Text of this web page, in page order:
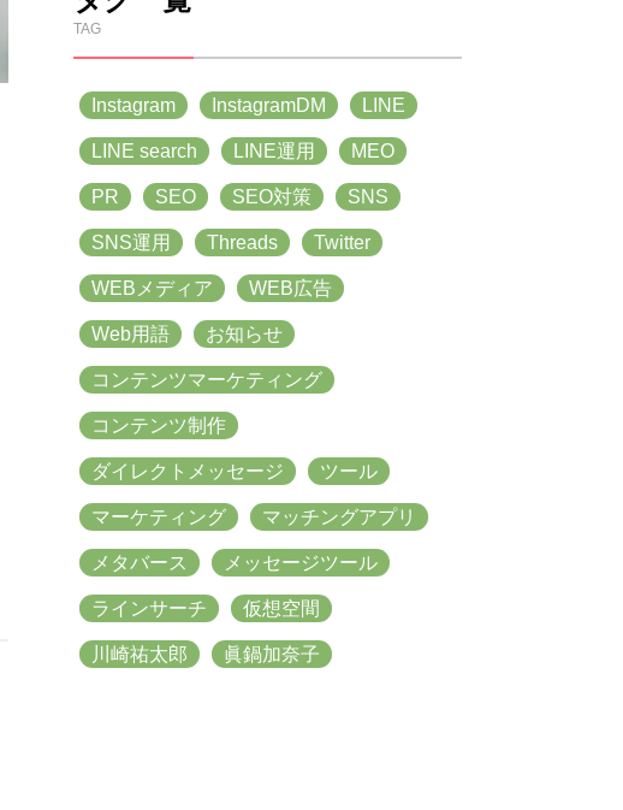
TAG
Instagram InstagramDM LINE
LINE search LINE運用 MEO
PR SEO SEO対策 SNS
SNS運用 Threads Twitter
WEBメディア WEB広告
Web用語 お知らせ
コンテンツマーケティング
コンテンツ制作
ダイレクトメッセージ ツール
マーケティング マッチングアプリ
メタバース メッセージツール
ラインサーチ 仮想空間
川崎祐太郎 眞鍋加奈子